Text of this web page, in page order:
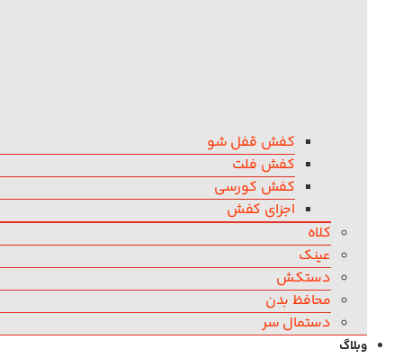
کفش قفل شو
کفش فلت
کفش کورسی
اجزای کفش
کلاه
عینک
دستکش
محافظ بدن
دستمال سر
وبلاگ